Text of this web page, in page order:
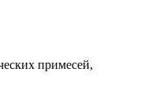
примесей,